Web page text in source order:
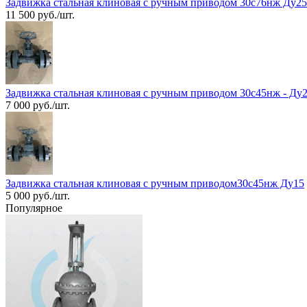
11 500 руб./шт.
Задвижка стальная клиновая с ручным приводом 30с45нж -
7 000 руб./шт.
Задвижка стальная клиновая с ручным приводом30с45нж Ду15
5 000 руб./шт.
Популярное